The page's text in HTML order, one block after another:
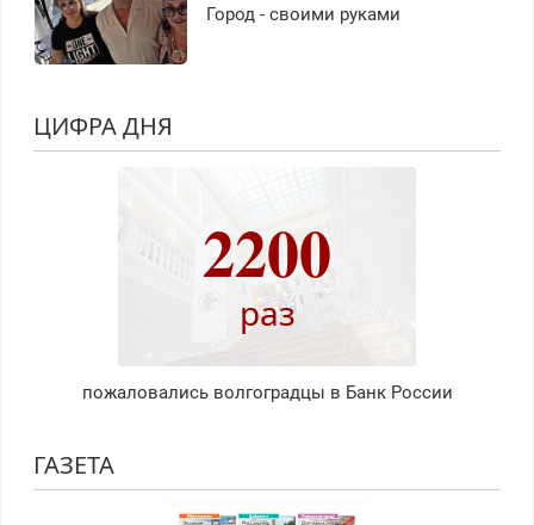
Город - своими руками
ЦИФРА ДНЯ
2200
раз
пожаловались волгоградцы в Банк России
ГАЗЕТА